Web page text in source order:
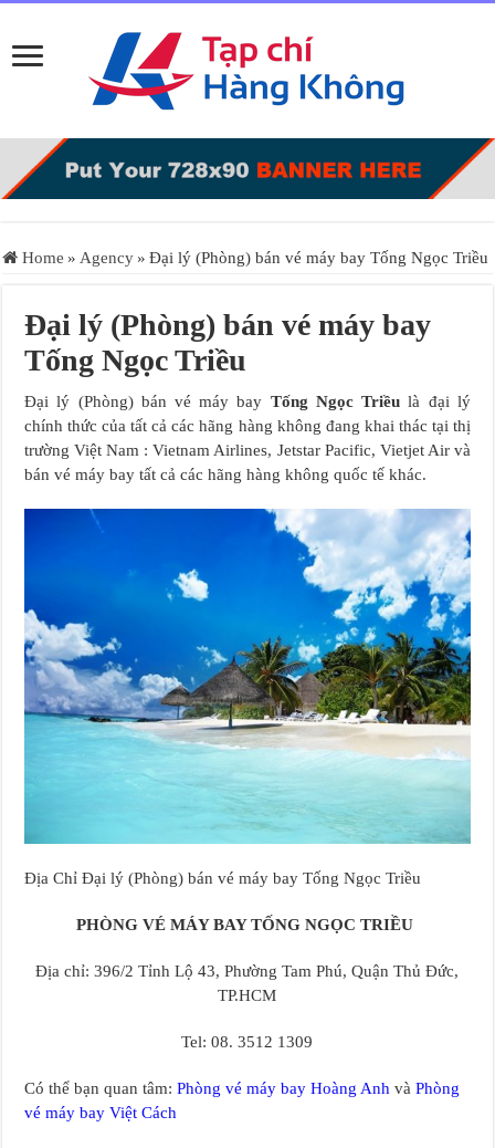
Home » Agency » Đại lý (Phòng) bán vé máy bay Tống Ngọc Triều
Đại lý (Phòng) bán vé máy bay
Tống Ngọc Triều
Đại lý (Phòng) bán vé máy bay Tống Ngọc Triều là đại lý
chính thức của tất cả các hãng hàng không đang khai thác tại thị
trường Việt Nam : Vietnam Airlines, Jetstar Pacific, Vietjet Air và
bán vé máy bay tất cả các hãng hàng không quốc tế khác.
Địa Chỉ Đại lý (Phòng) bán vé máy bay Tống Ngọc Triều
PHÒNG VÉ MÁY BAY TỐNG NGỌC TRIỀU
Địa chỉ: 396/2 Tỉnh Lộ 43, Phường Tam Phú, Quận Thủ Đức,
TP.HCM
Tel: 08. 3512 1309
Có thể bạn quan tâm:Phòng vé máy bay Hoàng Anh vàPhòng
vé máy bay Việt Cách